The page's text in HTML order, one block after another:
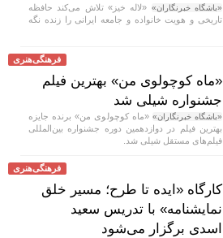
«باشگاه خبرنگاران» «لاله خیز» تلاش می‌کند حافظه
تاریخی و هویت خانواده و جامعه ایرانی را زنده نگه
فرهنگی‌هنری
«ماه کوچولوی من» بهترین فیلم
جشنواره شیلی شد
«باشگاه خبرنگاران» «ماه کوچولوی من» برنده جایزه
بهترین فیلم در دوازدهمین دوره جشنواره بین‌المللی
فیلم‌های مستقل شیلی شد.
فرهنگی‌هنری
کارگاه «ایده تا طرح؛ مسیر خلق
نمایشنامه» با تدریس سعید
اسدی برگزار می‌شود